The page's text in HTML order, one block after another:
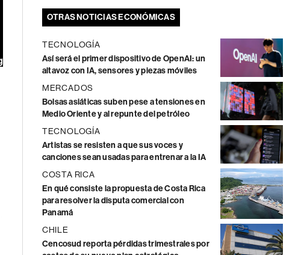
OTRAS NOTICIAS ECONÓMICAS
TECNOLOGÍA
Así será el primer dispositivo de OpenAI: un
altavoz con IA, sensores y piezas móviles
MERCADOS
Bolsas asiáticas suben pese a tensiones en
Medio Oriente y al repunte del petróleo
TECNOLOGÍA
Artistas se resisten a que sus voces y
canciones sean usadas para entrenar a la IA
COSTA RICA
En qué consiste la propuesta de Costa Rica
para resolver la disputa comercial con
Panamá
CHILE
Cencosud reporta pérdidas trimestrales por